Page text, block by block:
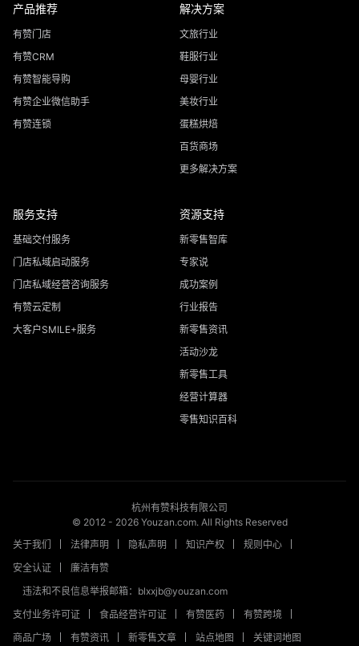
产品推荐
有赞门店
有赞CRM
有赞智能导购
有赞企业微信助手
有赞连锁
解决方案
文旅行业
鞋服行业
母婴行业
美妆行业
蛋糕烘焙
百货商场
更多解决方案
服务支持
基础交付服务
门店私域启动服务
门店私域经营咨询服务
有赞云定制
大客户SMILE+服务
资源支持
新零售智库
专家说
成功案例
行业报告
新零售资讯
活动沙龙
新零售工具
经营计算器
零售知识百科
杭州有赞科技有限公司
© 2012 - 2026Youzan.com. All Rights Reserved
关于我们
法律声明 隐私声明 知识产权
规则中心
安全认证
廉洁有赞
违法和不良信息举报邮箱：blxxjb@youzan.com
支付业务许可证
食品经营许可证 有赞医药
有赞跨境
商品广场
有赞资讯 新零售文章 站点地图 关键词地图